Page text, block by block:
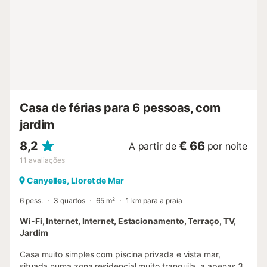
Casa de férias para 6 pessoas, com
jardim
8,2
11 avaliações
A partir de € 66 por noite
Canyelles, Lloret de Mar
6 pess. 3 quartos 65 m² 1 km para a praia
Wi-Fi, Internet, Internet, Estacionamento, Terraço, TV,
Jardim
Casa muito simples com piscina privada e vista mar,